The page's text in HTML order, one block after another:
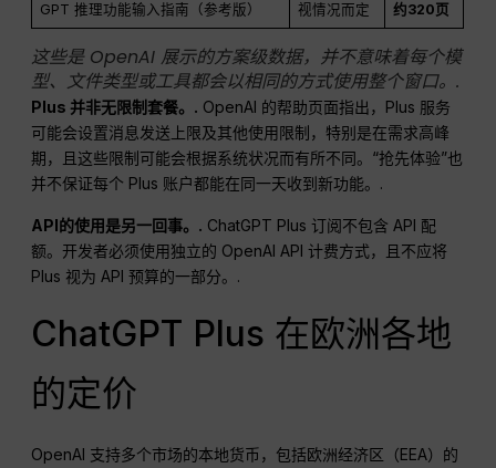
GPT 推理功能输入指南（参考版） 视情况而定 约320页
这些是 OpenAI 展示的方案级数据，并不意味着每个模
型、文件类型或工具都会以相同的方式使用整个窗口。.
Plus 并非无限制套餐。. OpenAI 的帮助页面指出，Plus 服务
可能会设置消息发送上限及其他使用限制，特别是在需求高峰
期，且这些限制可能会根据系统状况而有所不同。“抢先体验”也
并不保证每个 Plus 账户都能在同一天收到新功能。.
API的使用是另一回事。. ChatGPT Plus 订阅不包含 API 配
额。开发者必须使用独立的 OpenAI API 计费方式，且不应将
Plus 视为 API 预算的一部分。.
ChatGPT Plus 在欧洲各地
的定价
OpenAI 支持多个市场的本地货币，包括欧洲经济区（EEA）的